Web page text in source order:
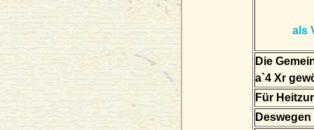
als
Die
a`4 Xr
Für